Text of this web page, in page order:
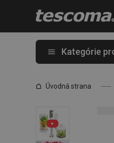
Kategórie
Úvodná strana